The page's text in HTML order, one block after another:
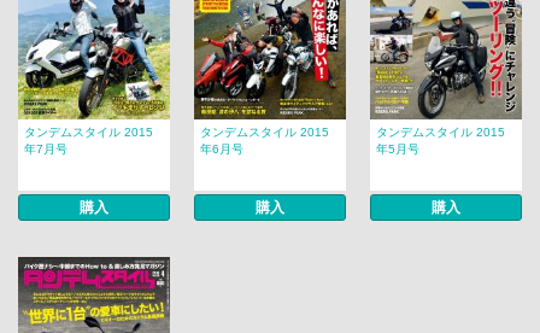
タンデムスタイル 2015
年7月号
購入
タンデムスタイル 2015
年6月号
購入
タンデムスタイル 2015
年5月号
購入